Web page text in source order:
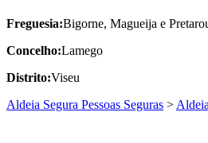
Freguesia:Bigorne, Magueija e
Concelho:Lamego
Distrito:Viseu
Aldeia Segura Pessoas Seguras >